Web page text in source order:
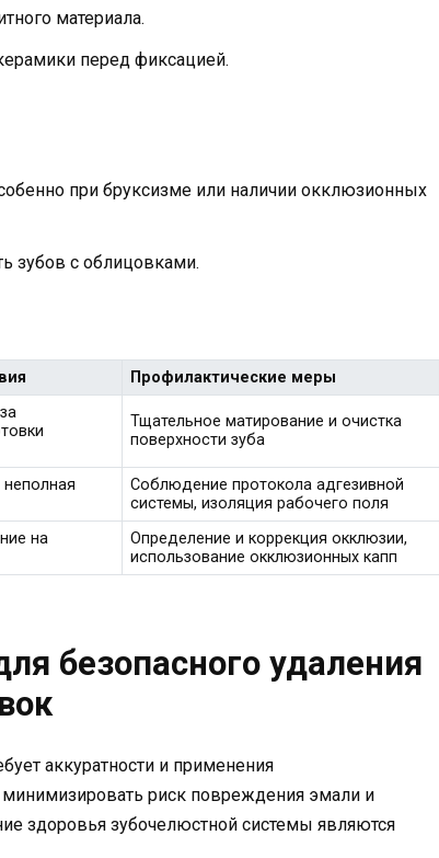
материала.
перед фиксацией.
при бруксизме или наличии окклюзионных
зубов с облицовками.
Профилактические меры
Тщательное матирование и очистка
поверхности зуба
неполная
Соблюдение протокола адгезивной
системы, изоляция рабочего поля
на
Определение и коррекция окклюзии,
использование окклюзионных капп
безопасного удаления
аккуратности и применения
риск повреждения эмали и
здоровья зубочелюстной системы являются